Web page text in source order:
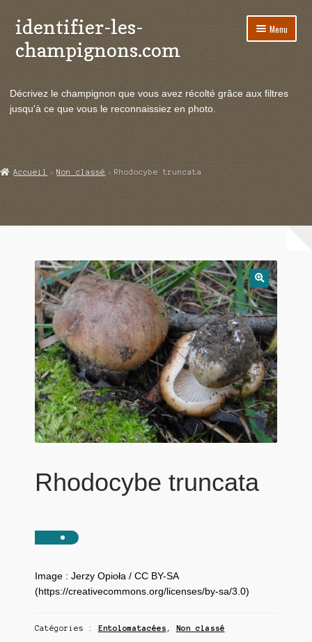
Aller
à
la
Aller
au
contenu
identifier-les-
champignons.com
Menu
le
Actualités
Echanges et contacts
Décrivez le champignon que vous avez récolté grâce aux filtres
jusqu'à ce que vous le reconnaissiez en photo.
Accueil Non classé Rhodocybe truncata
Rhodocybe truncata
Image : Jerzy Opioła / CC BY-SA
(https://creativecommons.org/licenses/by-sa/3.0)
Catégories : Entolomatacées , Non classé